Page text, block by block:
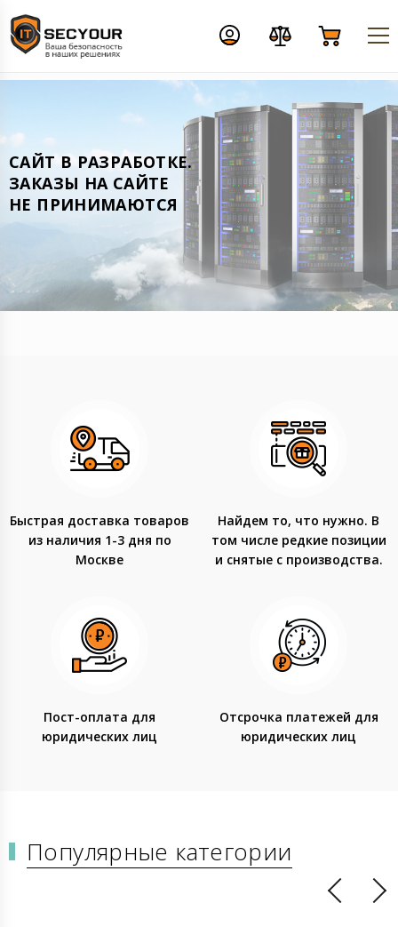
CАЙТ В РАЗРАБОТКЕ.
ЗАКАЗЫ НА САЙТЕ
НЕ ПРИНИМАЮТСЯ
Быстрая доставка товаров
из наличия 1-3 дня по
Москве
Найдем то, что нужно. В
том числе редкие позиции
и снятые с производства.
Пост-оплата для
юридических лиц
Отсрочка платежей для
юридических лиц
Популярные категории